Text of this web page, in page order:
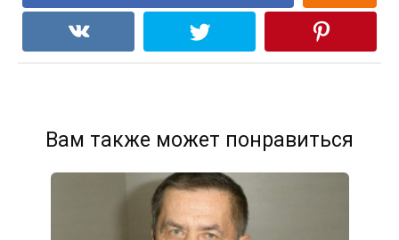
Вам также может понравиться